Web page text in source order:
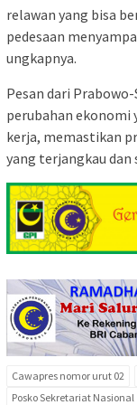
relawan yang bisa
pedesaan
ungkapnya.
Pesan dari
perubahan ekonomi
kerja, memastikan
yang terjangkau dan
Cawapres nomor urut 02
Posko Sekretariat Nasional